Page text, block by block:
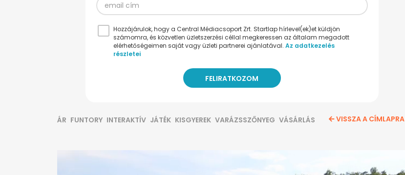
Hozzájárulok, hogy a Central Médiacsoport Zrt. Startlap hírlevel(ek)et küldjön
számomra, és közvetlen üzletszerzési céllal megkeressen az általam megadott
elérhetőségeimen saját vagy üzleti partnerei ajánlatával. Az adatkezelés
részletei
ÁR FUNTORY INTERAKTÍV JÁTÉK KISGYEREK VARÁZSSZŐNYEG VÁSÁRLÁS VISSZA A CÍMLAPRA